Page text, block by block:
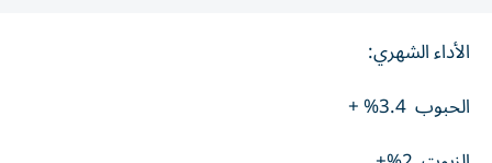
الأداء الشهري:
الحبوب 3.4% +